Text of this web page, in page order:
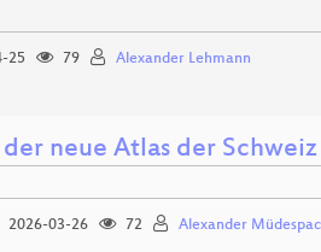
25 79 Alexander Lehmann
neue Atlas der Schweiz
2026-03-26 72 Alexander